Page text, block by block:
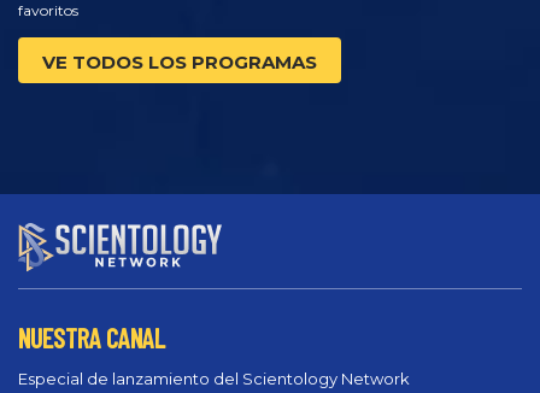
favoritos
VE TODOS LOS PROGRAMAS
NUESTRA CANAL
Especial de lanzamiento del Scientology Network